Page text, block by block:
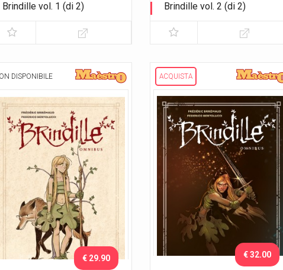
Brindille vol. 1 (di 2) Brindille vol. 2 (di 2)
DISPONIBILE
€ 29.90
ACQUISTA
€ 32.00